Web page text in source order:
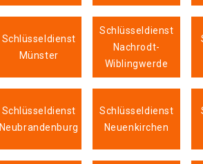
Schlüsseldienst
Münster
Schlüsseldienst
Nachrodt-
Wiblingwerde
Schlüsseldienst
Neubrandenburg
Schlüsseldienst
Neuenkirchen